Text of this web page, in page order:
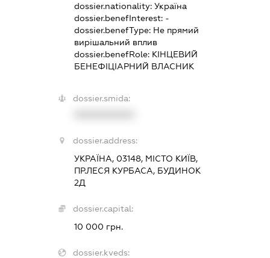
dossier.nationality: Україна
dossier.benefInterest: -
dossier.benefType: Не прямий
вирішальний вплив
dossier.benefRole: КІНЦЕВИЙ
БЕНЕФІЦІАРНИЙ ВЛАСНИК
dossier.smida:
dossier.address:
УКРАЇНА, 03148, МІСТО КИЇВ,
ПР.ЛЕСЯ КУРБАСА, БУДИНОК
2Д
dossier.capital:
10 000 грн.
dossier.kveds: